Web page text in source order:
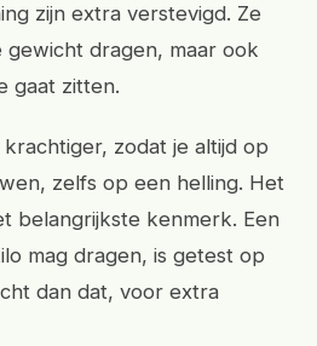
zijn extra verstevigd. Ze
gewicht dragen, maar ook
gaat zitten.
zodat je altijd op
zelfs op een helling. Het
belangrijkste kenmerk. Een
mag dragen, is getest op
dan dat, voor extra